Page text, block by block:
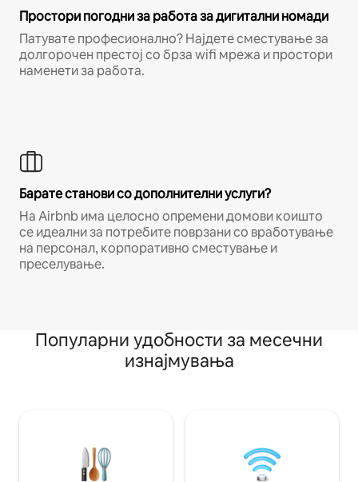
Простори погодни за работа за дигитални номади
Патувате професионално? Најдете сместување за
долгорочен престој со брза wifi мрежа и простори
наменети за работа.
Барате станови со дополнителни услуги?
На Airbnb има целосно опремени домови коишто
се идеални за потребите поврзани со вработување
на персонал, корпоративно сместување и
преселување.
Популарни удобности за месечни
изнајмувања